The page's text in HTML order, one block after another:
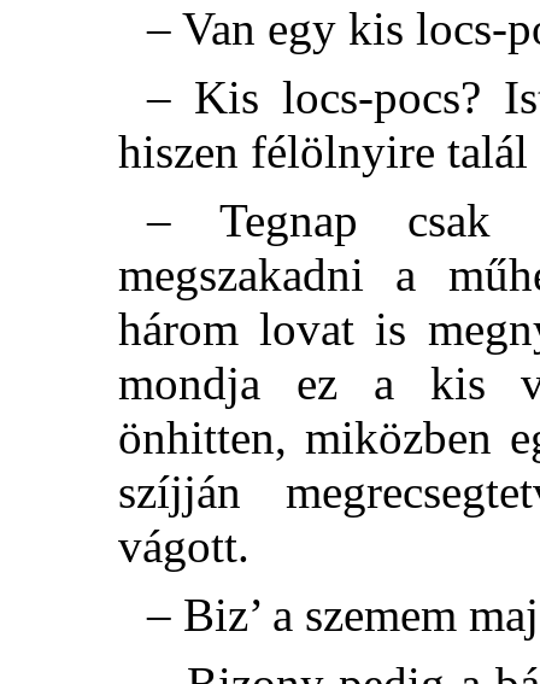
– Van egy kis locs-
– Kis locs-pocs?
hiszen félölnyire talál
– Tegnap csak
megszakadni a
három lovat is
mondja ez a kis
önhitten, miközben
szíjján
vágott.
– Biz’ a szemem